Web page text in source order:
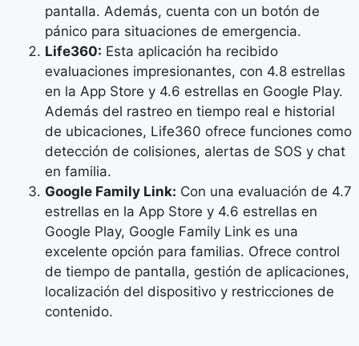
pantalla. Además, cuenta con un botón de
pánico para situaciones de emergencia.
Life360: Esta aplicación ha recibido
evaluaciones impresionantes, con 4.8 estrellas
en la App Store y 4.6 estrellas en Google Play.
Además del rastreo en tiempo real e historial
de ubicaciones, Life360 ofrece funciones como
detección de colisiones, alertas de SOS y chat
en familia.
Google Family Link: Con una evaluación de 4.7
estrellas en la App Store y 4.6 estrellas en
Google Play, Google Family Link es una
excelente opción para familias. Ofrece control
de tiempo de pantalla, gestión de aplicaciones,
localización del dispositivo y restricciones de
contenido.